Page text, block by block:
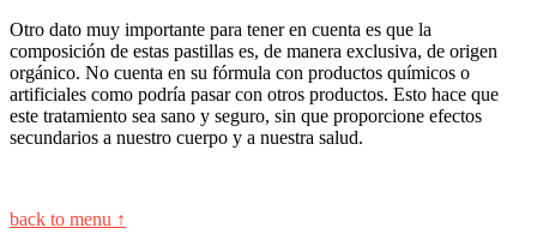
Otro dato muy importante para tener en cuenta es que la
composición de estas pastillas es, de manera exclusiva, de origen
orgánico. No cuenta en su fórmula con productos químicos o
artificiales como podría pasar con otros productos. Esto hace que
este tratamiento sea sano y seguro, sin que proporcione efectos
secundarios a nuestro cuerpo y a nuestra salud.
back to menu ↑